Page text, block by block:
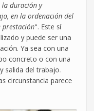
duración y
en la ordenación del
". Este sí
y puede ser una
Ya sea con una
concreto o con una
salida del trabajo.
circunstancia parece